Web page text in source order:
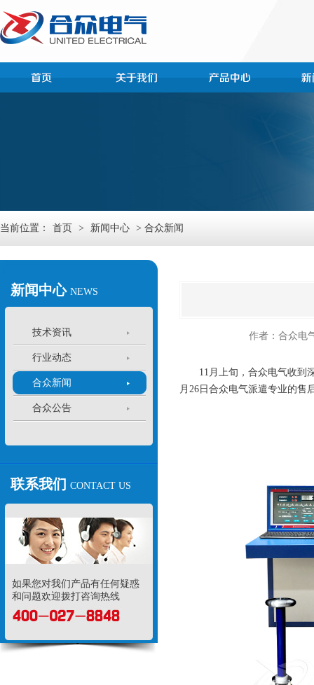
当前位置： 首页 > 新闻中心 > 合众新闻
新闻中心 NEWS
技术资讯
行业动态
合众新闻
合众公告
联系我们 CONTACT US
如果您对我们产品有任何疑惑
和问题欢迎拨打咨询热线
作者：合众电
11月上旬，合众电气收到
月26日合众电气派遣专业的售